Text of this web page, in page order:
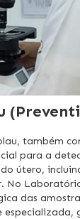
também
para a
útero,
No
das
especializada,